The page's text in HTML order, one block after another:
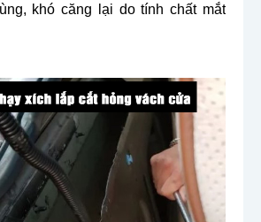
khó căng lại do tính chất mắt